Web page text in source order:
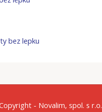
bez lepku
- Novalim, spol. s r.o.